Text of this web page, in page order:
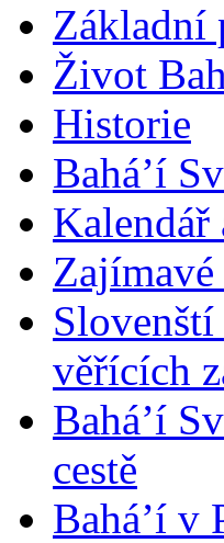
Základní
Život
Historie
Bahá’í
věřících
Bahá’í
cestě
Bahá’í v